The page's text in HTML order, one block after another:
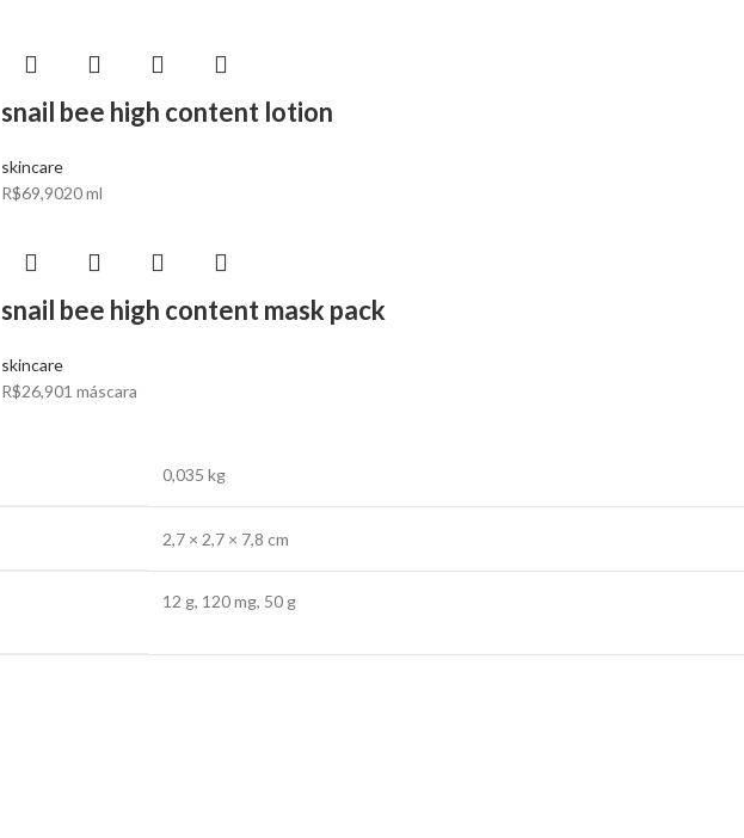
snail bee high content lotion
skincare
R$69,9020 ml
snail bee high content mask pack
skincare
R$26,901 máscara
0,035 kg
2,7 × 2,7 × 7,8 cm
12 g, 120 mg, 50 g